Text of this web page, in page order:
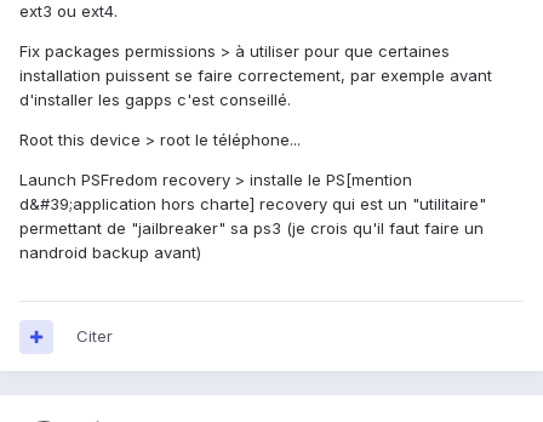
ext3 ou ext4.
Fix packages permissions > à utiliser pour que certaines
installation puissent se faire correctement, par exemple avant
d'installer les gapps c'est conseillé.
Root this device > root le téléphone...
Launch PSFredom recovery > installe le PS[mention
d&#39;application hors charte] recovery qui est un "utilitaire"
permettant de "jailbreaker" sa ps3 (je crois qu'il faut faire un
nandroid backup avant)
Citer